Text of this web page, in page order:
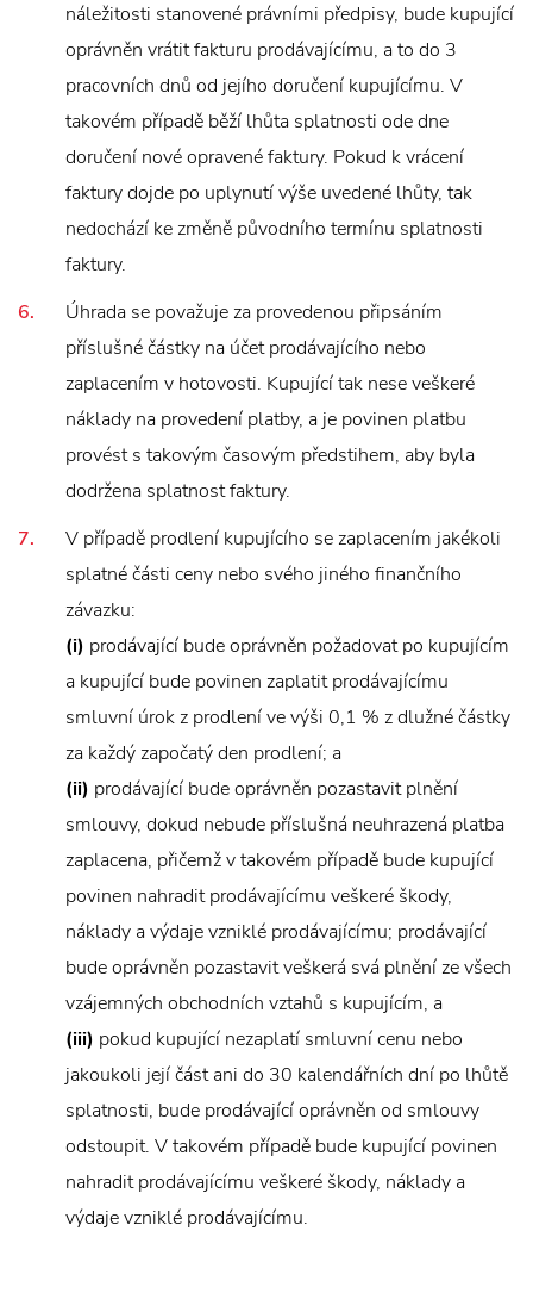
náležitosti stanovené právními předpisy, bude kupující
oprávněn vrátit fakturu prodávajícímu, a to do 3
pracovních dnů od jejího doručení kupujícímu. V
takovém případě běží lhůta splatnosti ode dne
doručení nové opravené faktury. Pokud k vrácení
faktury dojde po uplynutí výše uvedené lhůty, tak
nedochází ke změně původního termínu splatnosti
faktury.
Úhrada se považuje za provedenou připsáním
příslušné částky na účet prodávajícího nebo
zaplacením v hotovosti. Kupující tak nese veškeré
náklady na provedení platby, a je povinen platbu
provést s takovým časovým předstihem, aby byla
dodržena splatnost faktury.
V případě prodlení kupujícího se zaplacením jakékoli
splatné části ceny nebo svého jiného finančního
závazku:
(i) prodávající bude oprávněn požadovat po kupujícím
a kupující bude povinen zaplatit prodávajícímu
smluvní úrok z prodlení ve výši 0,1 % z dlužné částky
za každý započatý den prodlení; a
(ii) prodávající bude oprávněn pozastavit plnění
smlouvy, dokud nebude příslušná neuhrazená platba
zaplacena, přičemž v takovém případě bude kupující
povinen nahradit prodávajícímu veškeré škody,
náklady a výdaje vzniklé prodávajícímu; prodávající
bude oprávněn pozastavit veškerá svá plnění ze všech
vzájemných obchodních vztahů s kupujícím, a
(iii) pokud kupující nezaplatí smluvní cenu nebo
jakoukoli její část ani do 30 kalendářních dní po lhůtě
splatnosti, bude prodávající oprávněn od smlouvy
odstoupit. V takovém případě bude kupující povinen
nahradit prodávajícímu veškeré škody, náklady a
výdaje vzniklé prodávajícímu.